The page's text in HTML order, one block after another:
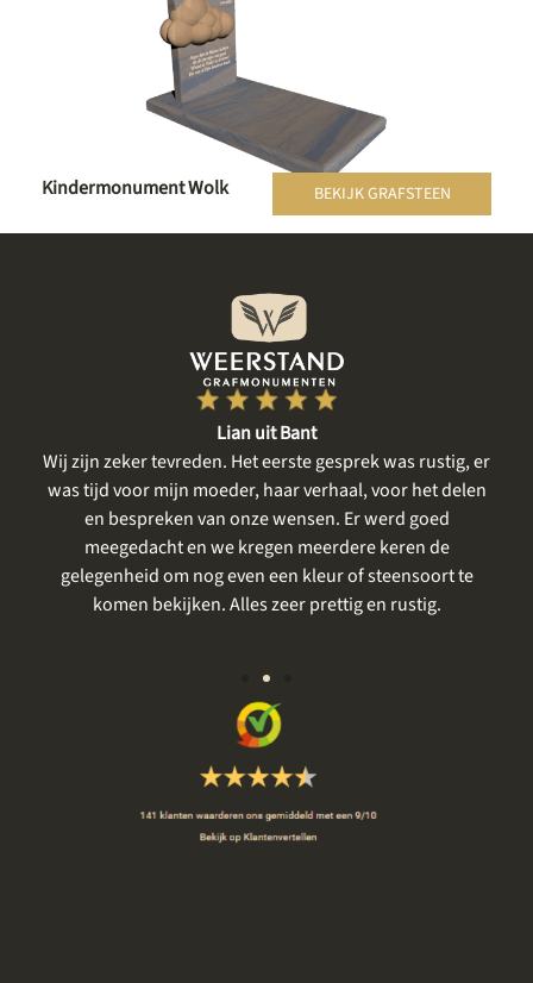
Kindermonument Wolk BEKIJK GRAFSTEEN
Lian uit Bant
Wij zijn zeker tevreden. Het eerste gesprek was rustig, er
was tijd voor mijn moeder, haar verhaal, voor het delen
en bespreken van onze wensen. Er werd goed
meegedacht en we kregen meerdere keren de
gelegenheid om nog even een kleur of steensoort te
komen bekijken. Alles zeer prettig en rustig.